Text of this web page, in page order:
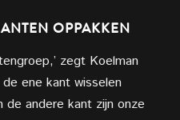
OPPAKKEN
zegt Koelman
ene kant wisselen
de andere kant zijn onze